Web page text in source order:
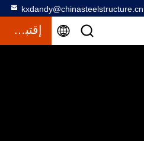
kxdandy@chinasteelstructure.cn
إقتباس